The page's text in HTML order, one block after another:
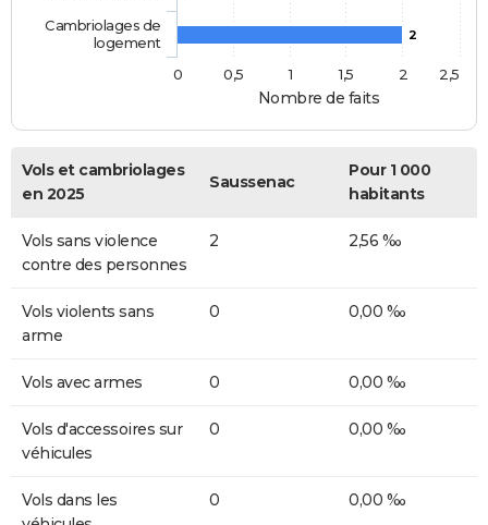
Nombre de faits
2
Cambriolages de
logement
0
0,5 1 1,5 2 2,5
Vols et cambriolages
en 2025
Saussenac
Pour 1 000
habitants
Vols sans violence
contre des personnes
2 2,56 ‰
Vols violents sans
arme
0 0,00 ‰
Vols avec armes 0 0,00 ‰
Vols d'accessoires sur
véhicules
0 0,00 ‰
Vols dans les
0 0,00 ‰